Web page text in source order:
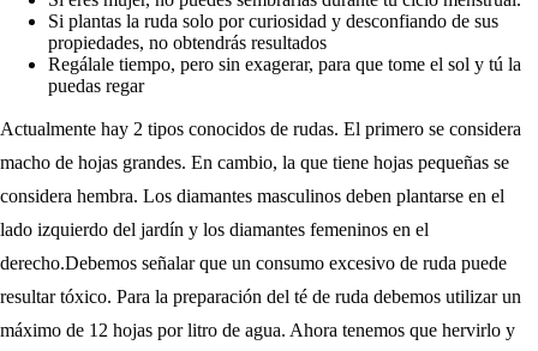
Si plantas la ruda solo por curiosidad y desconfiando de sus
propiedades, no obtendrás resultados
Regálale tiempo, pero sin exagerar, para que tome el sol y tú la
puedas regar
Actualmente hay 2 tipos conocidos de rudas. El primero se considera
macho de hojas grandes. En cambio, la que tiene hojas pequeñas se
considera hembra. Los diamantes masculinos deben plantarse en el
lado izquierdo del jardín y los diamantes femeninos en el
derecho.Debemos señalar que un consumo excesivo de ruda puede
resultar tóxico. Para la preparación del té de ruda debemos utilizar un
máximo de 12 hojas por litro de agua. Ahora tenemos que hervirlo y